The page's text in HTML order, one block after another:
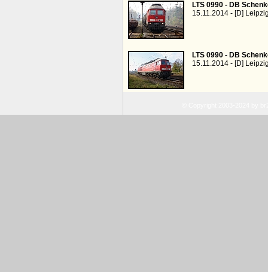
LTS 0990 - DB
15.11.2014 - [D]
LTS 0990 - DB
15.11.2014 - [D]